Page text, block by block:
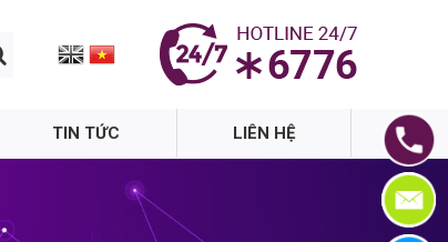
TIN TỨC LIÊN HỆ